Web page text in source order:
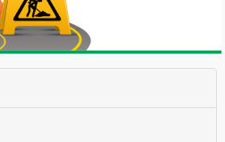
expand contents
expand contents